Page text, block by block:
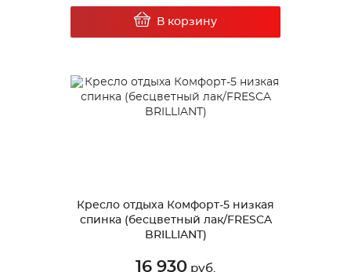
В корзину
Кресло отдыха Комфорт-5 низкая
спинка (бесцветный лак/FRESCA
BRILLIANT)
16 930 руб.